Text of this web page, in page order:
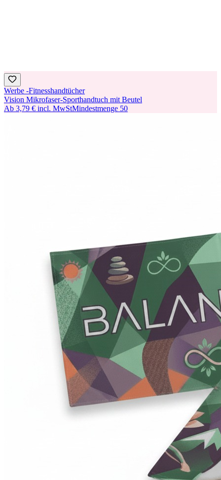
Werbe -Fitnesshandtücher
Vision Mikrofaser-Sporthandtuch mit Beutel
Ab 3,79 € incl. MwStMindestmenge 50